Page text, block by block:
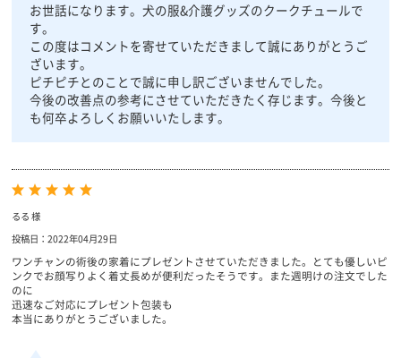
お世話になります。犬の服&介護グッズのクークチュールで
す。
この度はコメントを寄せていただきまして誠にありがとうご
ざいます。
ピチピチとのことで誠に申し訳ございませんでした。
今後の改善点の参考にさせていただきたく存じます。今後と
も何卒よろしくお願いいたします。
るる 様
投稿日：2022年04月29日
ワンチャンの術後の家着にプレゼントさせていただきました。とても優しいピ
ンクでお顔写りよく着丈長めが便利だったそうです。また週明けの注文でした
のに
迅速なご対応にプレゼント包装も
本当にありがとうございました。